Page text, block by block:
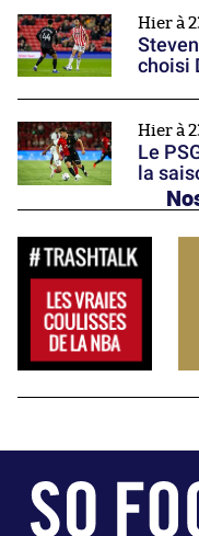
Hier à
choisi
Hier à
Le
la